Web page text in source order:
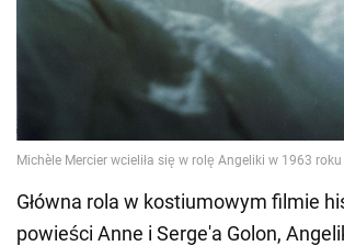
Główna rola w kostiumowym filmie
powieści Anne i Serge'a Golon,